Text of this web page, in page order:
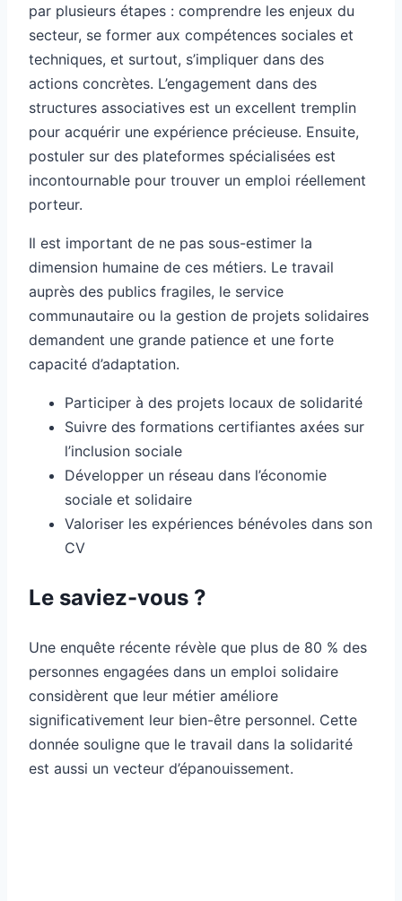
par plusieurs étapes : comprendre les enjeux du
secteur, se former aux compétences sociales et
techniques, et surtout, s’impliquer dans des
actions concrètes. L’engagement dans des
structures associatives est un excellent tremplin
pour acquérir une expérience précieuse. Ensuite,
postuler sur des plateformes spécialisées est
incontournable pour trouver un emploi réellement
porteur.
Il est important de ne pas sous-estimer la
dimension humaine de ces métiers. Le travail
auprès des publics fragiles, le service
communautaire ou la gestion de projets solidaires
demandent une grande patience et une forte
capacité d’adaptation.
Participer à des projets locaux de solidarité
Suivre des formations certifiantes axées sur
l’inclusion sociale
Développer un réseau dans l’économie
sociale et solidaire
Valoriser les expériences bénévoles dans son
CV
Le saviez-vous ?
Une enquête récente révèle que plus de 80 % des
personnes engagées dans un emploi solidaire
considèrent que leur métier améliore
significativement leur bien-être personnel. Cette
donnée souligne que le travail dans la solidarité
est aussi un vecteur d’épanouissement.